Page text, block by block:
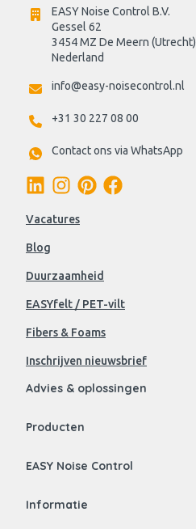
EASY Noise Control B.V.
Gessel 62
3454 MZ De Meern (Utrecht)
Nederland
info@easy-noisecontrol.nl
+31 30 227 08 00
Contact ons via WhatsApp
Vacatures
Blog
Duurzaamheid
EASYfelt / PET-vilt
Fibers & Foams
Inschrijven nieuwsbrief
Advies & oplossingen
Producten
EASY Noise Control
Informatie